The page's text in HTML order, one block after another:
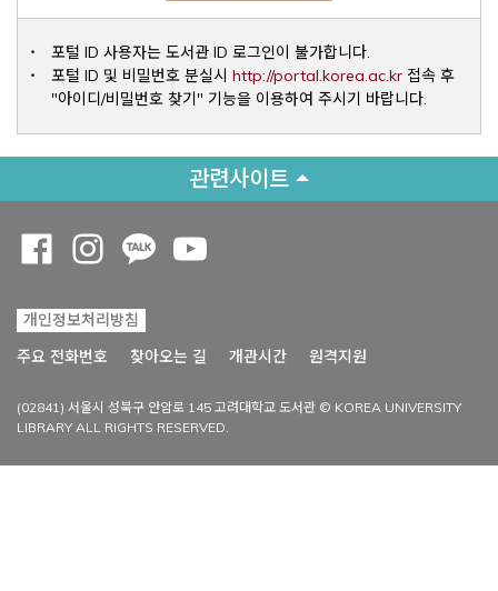
포털 ID 사용자는 도서관 ID 로그인이 불가합니다.
포털 ID 및 비밀번호 분실시 http://portal.korea.ac.krOpens a
접속 후
"아이디/비밀번호 찾기" 기능을 이용하여 주시기 바랍니다.
관련사이트
개인정보처리방침
주요 전화번호
찾아오는 길 개관시간 원격지원
(02841) 서울시 성북구 안암로 145 고려대학교 도서관 © KOREA UNIVERSITY
LIBRARY ALL RIGHTS RESERVED.
Opens a new window
Opens a new window
Opens a new window